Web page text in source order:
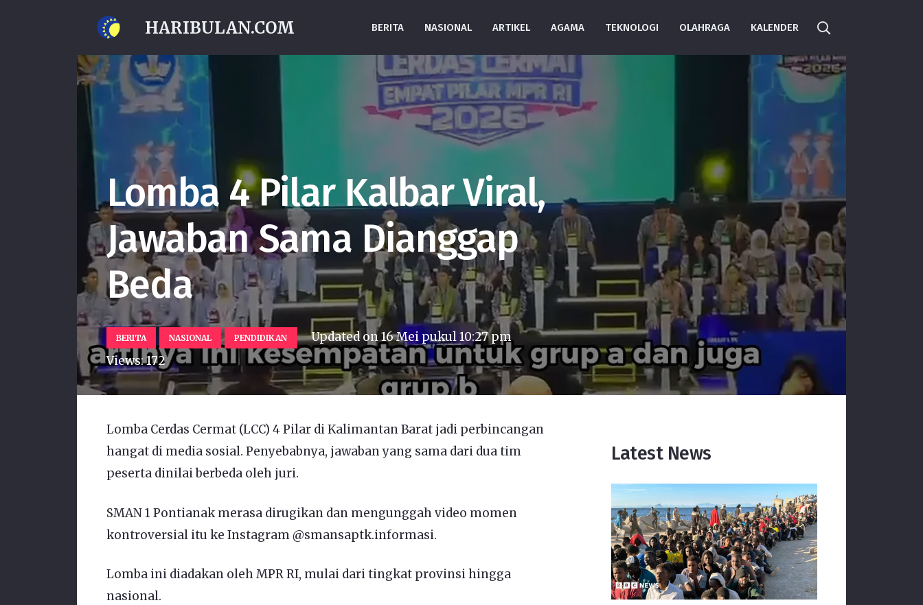
HARIBULAN.COM BERITA NASIONAL ARTIKEL AGAMA TEKNOLOGI OLAHRAGA KALENDER
Lomba 4 Pilar Kalbar Viral,
Jawaban Sama Dianggap
Beda
BERITA NASIONAL PENDIDIKAN Updated on16 Mei pukul 10:27 pm
Views:172
Lomba Cerdas Cermat (LCC) 4 Pilar di Kalimantan Barat jadi perbincangan
hangat di media sosial. Penyebabnya, jawaban yang sama dari dua tim
peserta dinilai berbeda oleh juri.
SMAN 1 Pontianak merasa dirugikan dan mengunggah video momen
kontroversial itu ke Instagram @smansaptk.informasi.
Lomba ini diadakan oleh MPR RI, mulai dari tingkat provinsi hingga
nasional.
Latest News